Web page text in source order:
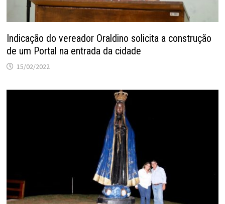
Indicação do vereador Oraldino solicita a construção
de um Portal na entrada da cidade
15/02/2022